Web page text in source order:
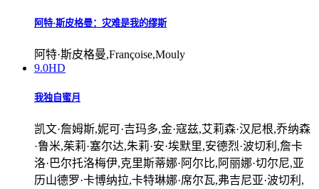
阿特·斯皮格曼：灾难是我的缪斯
阿特·斯皮格曼,Françoise,Mouly
9.0HD
我独自蜜月
凯文·詹姆斯,妮可·吉玛多,金·寇兹,艾莉森·汉尼根,乔纳森
·鲁米,茱莉·塞尔达,朱莉·安·埃默里,安德烈·波切利,詹卡
洛·巴尔托洛梅伊,克里斯蒂娜·阿尔比,阿丽娜·切尔尼,亚
历山德罗·卡博纳拉,卡特琳娜·席尔瓦,弗吉尼亚·波切利,